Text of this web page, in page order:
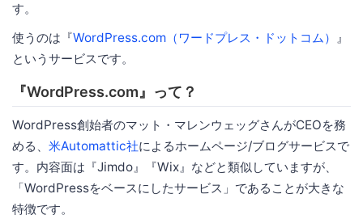
す。
使うのは『WordPress.com（ワードプレス・ドットコム） 』
というサービスです。
『WordPress.com』って？
WordPress創始者のマット・マレンウェッグさんがCEOを務
める、 米Automattic社によるホームページ/ブログサービスで
す。内容面は『Jimdo』『Wix』などと類似していますが、
「WordPressをベースにしたサービス」であることが大きな
特徴です。